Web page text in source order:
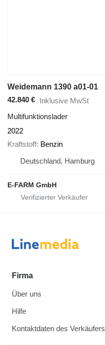
Weidemann 1390 a01-01
42.840 € Inklusive MwSt
Multifunktionslader
2022
Kraftstoff Benzin
Deutschland, Hamburg
E-FARM GmbH
Firma
Über uns
Hilfe
Kontaktdaten des Verkäufers